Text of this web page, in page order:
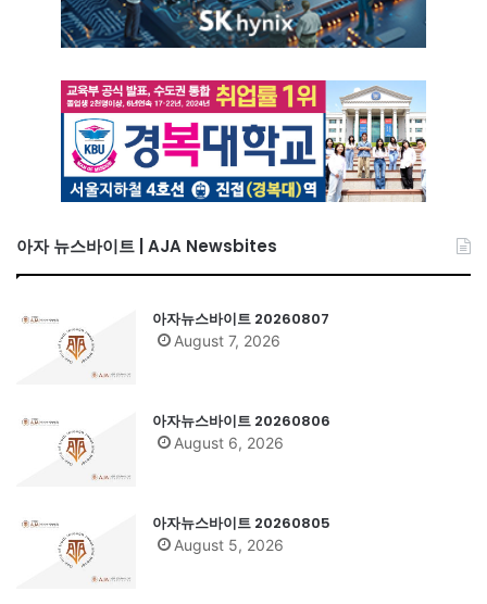
아자 뉴스바이트 | AJA Newsbites
아자뉴스바이트 20260807
August 7, 2026
아자뉴스바이트 20260806
August 6, 2026
아자뉴스바이트 20260805
August 5, 2026